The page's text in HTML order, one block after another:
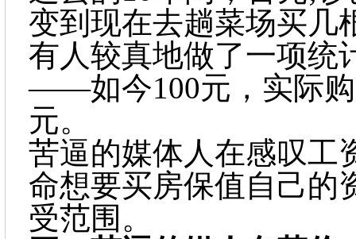
变到现在去趟菜场买几
有人较真地做了一项统
——如今100元，实际购
元。
苦逼的媒体人在感叹工
命想要买房保值自己的
受范围。